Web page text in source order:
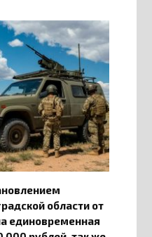
области от
единовременная